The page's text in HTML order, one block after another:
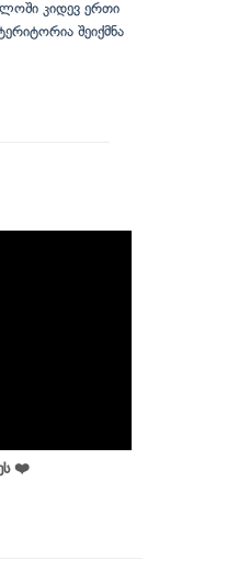
კიდევ ერთი
შეიქმნა
❤️